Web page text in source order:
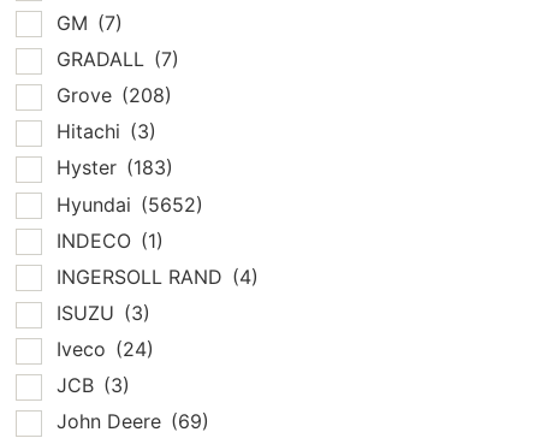
GM (7)
GRADALL (7)
Grove (208)
Hitachi (3)
Hyster (183)
Hyundai (5652)
INDECO (1)
INGERSOLL RAND (4)
ISUZU (3)
Iveco (24)
JCB (3)
John Deere (69)